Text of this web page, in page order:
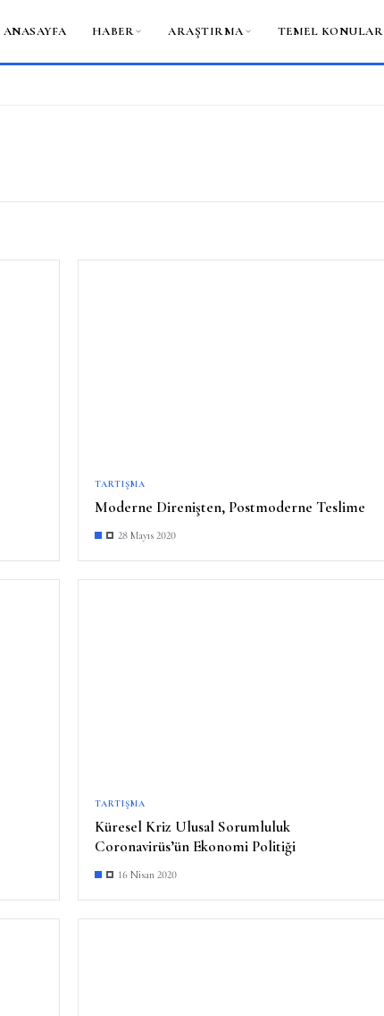
ANASAYFA HABER ARAŞTIRMA TEMEL KONULAR
TARTIŞMA
Moderne Direnişten, Postmoderne Teslime
28 Mayıs 2020
TARTIŞMA
Küresel Kriz Ulusal Sorumluluk
Coronavirüs’ün Ekonomi Politiği
16 Nisan 2020